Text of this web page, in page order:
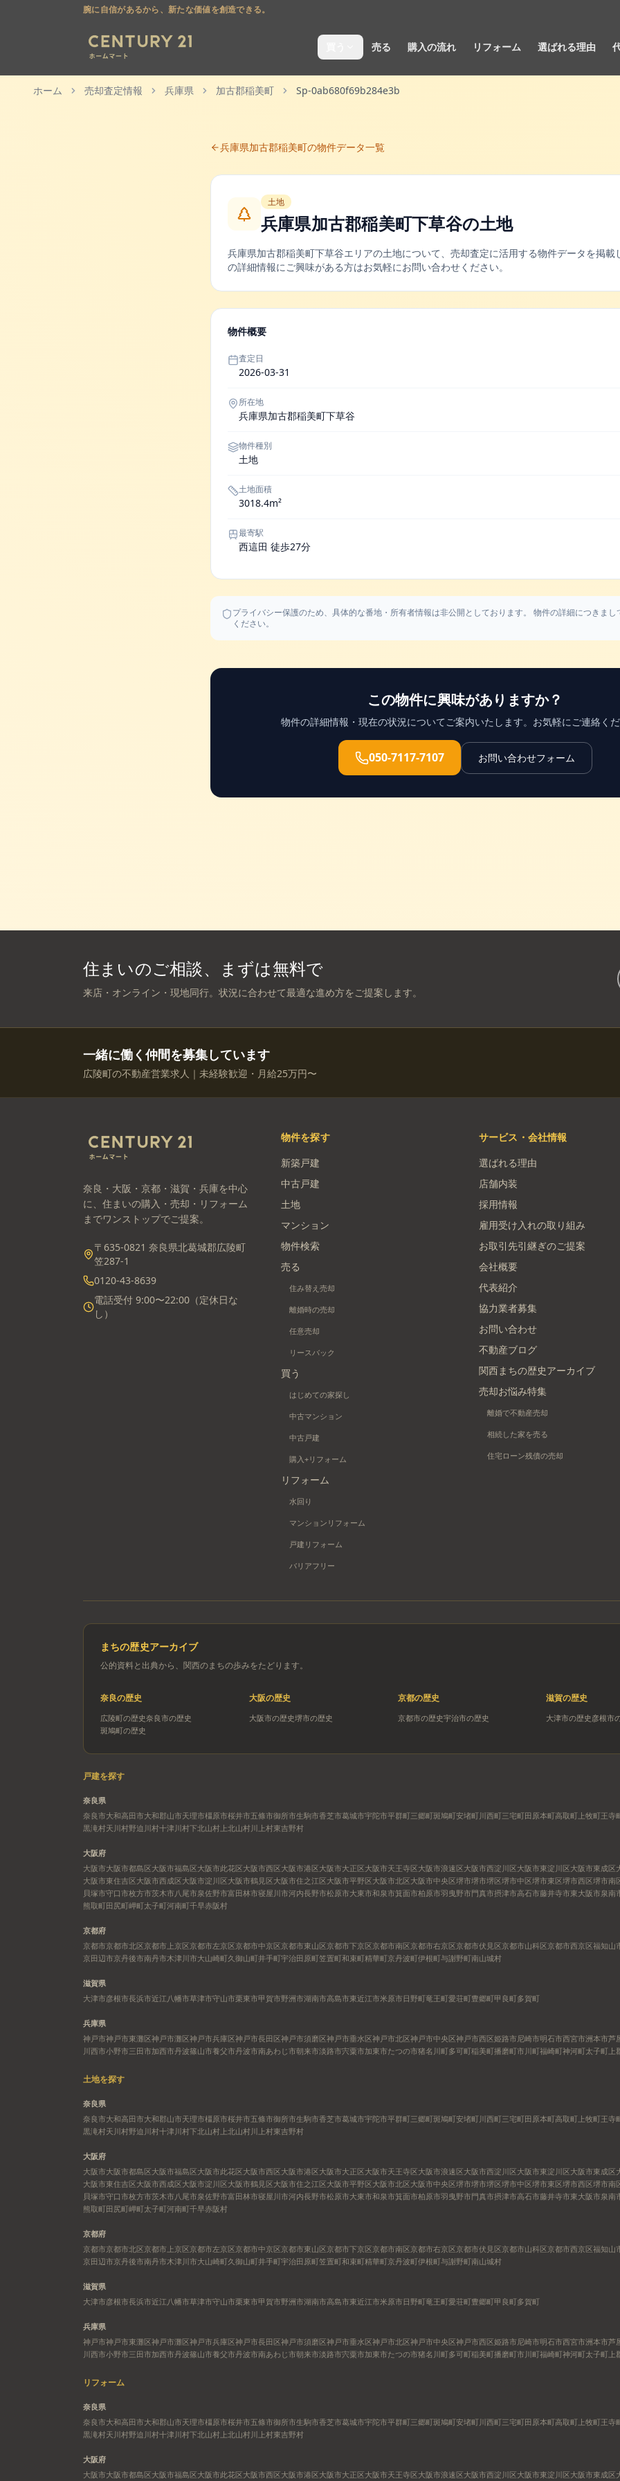
腕に自信があるから、新たな価値を創造できる。
売る 購入の流れ リフォーム 選ばれる理由
ホーム 売却査定情報 兵庫県 加古郡稲美町 Sp-0ab680f69b284e3b
兵庫県加古郡稲美町の物件データ一覧
土地
兵庫県加古郡稲美町下草谷の土地
兵庫県加古郡稲美町下草谷エリアの土地について、売却査定に活用する物件データを掲載
の詳細情報にご興味がある方はお気軽にお問い合わせください。
物件概要
査定日
2026-03-31
所在地
兵庫県加古郡稲美町下草谷
物件種別
土地
土地面積
3018.4m²
最寄駅
西這田 徒歩27分
プライバシー保護のため、具体的な番地・所有者情報は非公開としております。 物件の詳細につきま
ください。
この物件に興味がありますか？
物件の詳細情報・現在の状況についてご案内いたします。お気軽にご連絡く
050-7117-7107 お問い合わせフォーム
住まいのご相談、まずは無料で
来店・オンライン・現地同行。状況に合わせて最適な進め方をご提案します。
一緒に働く仲間を募集しています
広陵町の不動産営業求人｜未経験歓迎・月給25万円〜
奈良・大阪・京都・滋賀・兵庫を中心
に、住まいの購入・売却・リフォーム
までワンストップでご提案。
〒635-0821 奈良県北葛城郡広陵町
笠287-1
0120-43-8639
電話受付 9:00〜22:00（定休日な
し）
物件を探す
新築戸建
中古戸建
土地
マンション
物件検索
売る
住み替え売却
離婚時の売却
任意売却
リースバック
買う
はじめての家探し
中古マンション
中古戸建
購入+リフォーム
リフォーム
水回り
マンションリフォーム
戸建リフォーム
バリアフリー
サービス・会社情報
選ばれる理由
店舗内装
採用情報
雇用受け入れの取り組み
お取引先引継ぎのご提案
会社概要
代表紹介
協力業者募集
お問い合わせ
不動産ブログ
関西まちの歴史アーカイブ
売却お悩み特集
離婚で不動産売却
相続した家を売る
住宅ローン残債の売却
まちの歴史アーカイブ
公的資料と出典から、関西のまちの歩みをたどります。
奈良の歴史
広陵町の歴史奈良市の歴史
斑鳩町の歴史
大阪の歴史
大阪市の歴史堺市の歴史
京都の歴史
京都市の歴史宇治市の歴史
滋賀の歴史
大津市の歴史 彦根市
戸建を探す
奈良県
奈良市大和高田市大和郡山市天理市橿原市桜井市五條市御所市生駒市香芝市葛城市宇陀市平群町三郷町斑鳩町安堵町川西町三宅町田原本町高取町 上牧町王寺
黒滝村天川村野迫川村十津川村下北山村 上北山村川上村東吉野村
大阪府
大阪市大阪市都島区大阪市福島区大阪市此花区大阪市西区大阪市港区大阪市大正区大阪市天王寺区大阪市浪速区大阪市西淀川区大阪市東淀川区大阪市東成区
大阪市東住吉区大阪市西成区大阪市淀川区大阪市鶴見区大阪市住之江区大阪市平野区大阪市北区大阪市中央区堺市堺市堺区堺市中区堺市東区堺市西区堺市南
貝塚市守口市枚方市茨木市八尾市泉佐野市富田林市寝屋川市河内長野市松原市大東市和泉市箕面市柏原市羽曳野市門真市摂津市高石市藤井寺市東大阪市泉南
熊取町田尻町岬町太子町河南町千早赤阪村
京都府
京都市京都市北区京都市上京区京都市左京区京都市中京区京都市東山区京都市下京区京都市南区京都市右京区京都市伏見区京都市山科区京都市西京区福知山
京田辺市京丹後市南丹市木津川市大山崎町久御山町井手町宇治田原町笠置町和束町精華町京丹波町伊根町与謝野町南山城村
滋賀県
大津市彦根市長浜市近江八幡市草津市守山市栗東市甲賀市野洲市湖南市高島市東近江市米原市日野町竜王町愛荘町豊郷町甲良町多賀町
兵庫県
神戸市神戸市東灘区神戸市灘区神戸市兵庫区神戸市長田区神戸市須磨区神戸市垂水区神戸市北区神戸市中央区神戸市西区姫路市尼崎市明石市西宮市洲本市芦
川西市小野市三田市加西市丹波篠山市養父市丹波市南あわじ市朝来市淡路市宍粟市加東市たつの市猪名川町多可町稲美町播磨町市川町福崎町神河町太子町 上
土地を探す
奈良県
奈良市大和高田市大和郡山市天理市橿原市桜井市五條市御所市生駒市香芝市葛城市宇陀市平群町三郷町斑鳩町安堵町川西町三宅町田原本町高取町 上牧町王寺
黒滝村天川村野迫川村十津川村下北山村 上北山村川上村東吉野村
大阪府
大阪市大阪市都島区大阪市福島区大阪市此花区大阪市西区大阪市港区大阪市大正区大阪市天王寺区大阪市浪速区大阪市西淀川区大阪市東淀川区大阪市東成区
大阪市東住吉区大阪市西成区大阪市淀川区大阪市鶴見区大阪市住之江区大阪市平野区大阪市北区大阪市中央区堺市堺市堺区堺市中区堺市東区堺市西区堺市南
貝塚市守口市枚方市茨木市八尾市泉佐野市富田林市寝屋川市河内長野市松原市大東市和泉市箕面市柏原市羽曳野市門真市摂津市高石市藤井寺市東大阪市泉南
熊取町田尻町岬町太子町河南町千早赤阪村
京都府
京都市京都市北区京都市上京区京都市左京区京都市中京区京都市東山区京都市下京区京都市南区京都市右京区京都市伏見区京都市山科区京都市西京区福知山
京田辺市京丹後市南丹市木津川市大山崎町久御山町井手町宇治田原町笠置町和束町精華町京丹波町伊根町与謝野町南山城村
滋賀県
大津市彦根市長浜市近江八幡市草津市守山市栗東市甲賀市野洲市湖南市高島市東近江市米原市日野町竜王町愛荘町豊郷町甲良町多賀町
兵庫県
神戸市神戸市東灘区神戸市灘区神戸市兵庫区神戸市長田区神戸市須磨区神戸市垂水区神戸市北区神戸市中央区神戸市西区姫路市尼崎市明石市西宮市洲本市芦
川西市小野市三田市加西市丹波篠山市養父市丹波市南あわじ市朝来市淡路市宍粟市加東市たつの市猪名川町多可町稲美町播磨町市川町福崎町神河町太子町 上
リフォーム
奈良県
奈良市大和高田市大和郡山市天理市橿原市桜井市五條市御所市生駒市香芝市葛城市宇陀市平群町三郷町斑鳩町安堵町川西町三宅町田原本町高取町 上牧町王寺
黒滝村天川村野迫川村十津川村下北山村 上北山村川上村東吉野村
大阪府
大阪市大阪市都島区大阪市福島区大阪市此花区大阪市西区大阪市港区大阪市大正区大阪市天王寺区大阪市浪速区大阪市西淀川区大阪市東淀川区大阪市東成区